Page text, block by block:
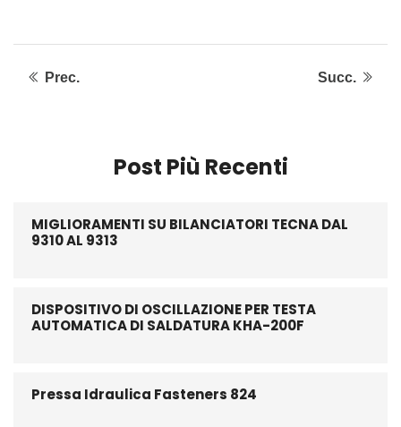
Prec. Succ.
Post Più Recenti
MIGLIORAMENTI SU BILANCIATORI TECNA DAL
9310 AL 9313
DISPOSITIVO DI OSCILLAZIONE PER TESTA
AUTOMATICA DI SALDATURA KHA-200F
Pressa Idraulica Fasteners 824